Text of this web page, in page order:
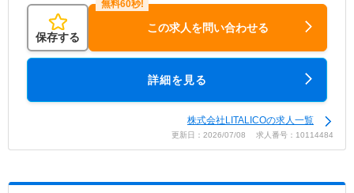
保存する
この求人を問い合わせる
詳細を見る
株式会社LITALICOの求人一覧
更新日：2026/07/08 求人番号：10114484